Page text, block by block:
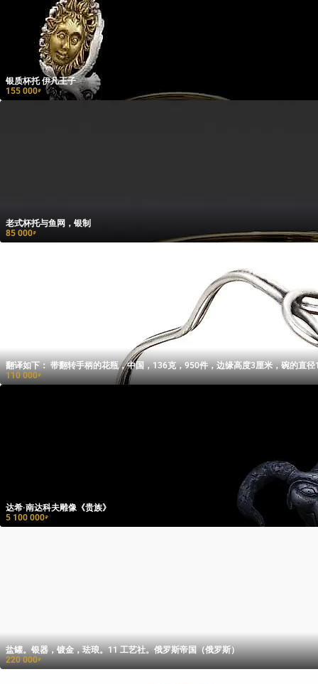
银质杯托 伊凡王子
155 000₽
老式杯托与鱼网，银制
85 000₽
翻译如下： 带翻转手柄的花瓶，中国，136克，950件，边缘高度3厘米，碗的
110 000₽
达希·南达科夫雕像《贵族》
5 100 000₽
盐罐。银器，镀金，珐琅。11 工艺社。俄罗斯帝国（俄罗斯）
220 000₽